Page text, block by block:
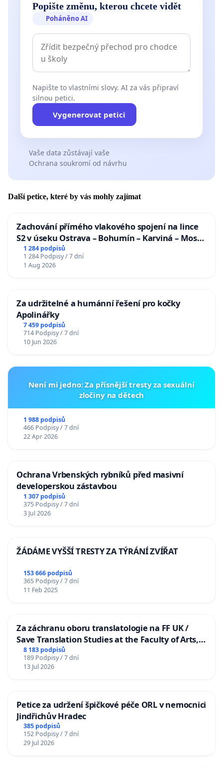
Popište změnu, kterou chcete vidět
Poháněno AI
Napište to vlastními slovy. AI za vás připraví
silnou petici.
Vygenerovat petici
Vaše data zůstávají vaše
Ochrana soukromí od návrhu
Další petice, které by vás mohly zajímat
Zachování přímého vlakového spojení na lince
S2 v úseku Ostrava – Bohumín – Karviná – Mosty
u Jablunkova
1 284 podpisů
1 284 Podpisy / 7 dní
1 Aug 2026
Za udržitelné a humánní řešení pro kočky
Apolinářky
7 459 podpisů
714 Podpisy / 7 dní
10 Jun 2026
Není mi jedno: Za přísnější tresty za sexuální
zločiny na dětech
1 988 podpisů
466 Podpisy / 7 dní
22 Apr 2026
Ochrana Vrbenských rybníků před masivní
developerskou zástavbou
1 307 podpisů
375 Podpisy / 7 dní
3 Jul 2026
ŽÁDÁME VYŠŠÍ TRESTY ZA TÝRÁNÍ ZVÍŘAT
153 666 podpisů
365 Podpisy / 7 dní
11 Feb 2025
Za záchranu oboru translatologie na FF UK /
Save Translation Studies at the Faculty of Arts,
Charles University
8 183 podpisů
189 Podpisy / 7 dní
13 Jul 2026
Petice za udržení špičkové péče ORL v nemocnici
Jindřichův Hradec
385 podpisů
152 Podpisy / 7 dní
29 Jul 2026